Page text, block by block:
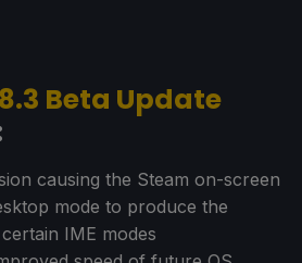
Beta Update
causing the Steam on-screen
mode to produce the
IME modes